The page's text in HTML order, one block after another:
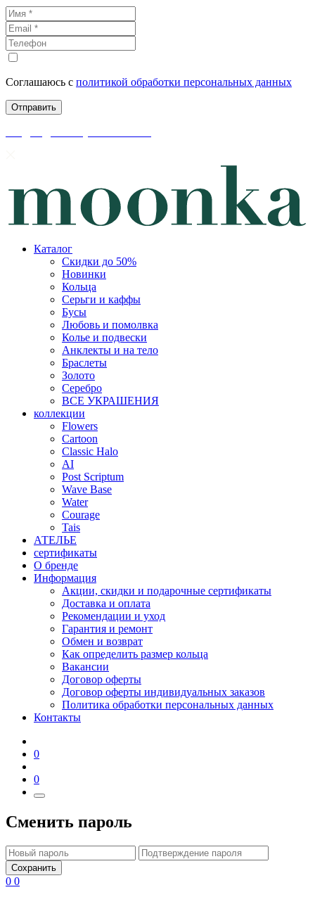
Соглашаюсь с политикой обработки персональных данных
Каталог
Скидки до 50%
Новинки
Кольца
Серьги и каффы
Бусы
Любовь и помолвка
Колье и подвески
Анклекты и на тело
Браслеты
Золото
Серебро
ВСЕ УКРАШЕНИЯ
коллекции
Flowers
Cartoon
Classic Halo
AI
Post Scriptum
Wave Base
Water
Courage
Tais
АТЕЛЬЕ
сертификаты
О бренде
Информация
Акции, скидки и подарочные сертификаты
Доставка и оплата
Рекомендации и уход
Гарантия и ремонт
Обмен и возврат
Как определить размер кольца
Вакансии
Договор оферты
Договор оферты индивидуальных заказов
Политика обработки персональных данных
Контакты
0
0
Сменить пароль
Сохранить
0 0